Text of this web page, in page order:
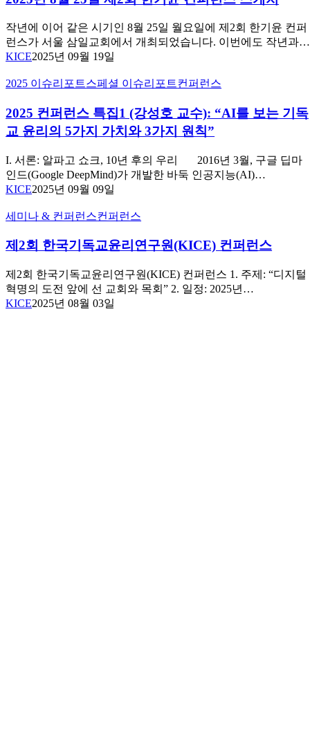
리
상
담
한
영
성
노
년
학
연
구
소
장)
은
혜
롭
마
|
강
성
호
교
수
(고
려
학
학
원
기
지
털
전
환
과
우
의
시
대”
월
25
일
제
2
한
윤
컨
런
스
스
치
작년에 이어 같은 시기인 8월 25일 월요일에 제2회 한기윤 컨퍼
런스가 서울 삼일교회에서 개최되었습니다. 이번에도 작년과…
KICE2025년 09월 19일
2025
퍼
런
스
집
1
(강
성
호
교
수):
를
보
는
2025 이슈리포트스페셜 이슈리포트컨퍼런스
2025 컨퍼런스 특집1 (강성호 교수): “AI를 보는 기독
교 윤리의 5가지 가치와 3가지 원칙”
I. 서론: 알파고 쇼크, 10년 후의 우리 2016년 3월, 구글 딥마
인드(Google DeepMind)가 개발한 바둑 인공지능(AI)…
KICE2025년 09월 09일
제
회
국
기
독
세미나 & 컨퍼런스컨퍼런스
제2회 한국기독교윤리연구원(KICE) 컨퍼런스
제2회 한국기독교윤리연구원(KICE) 컨퍼런스 1. 주제: “디지털
혁명의 도전 앞에 선 교회와 목회” 2. 일정: 2025년…
KICE2025년 08월 03일